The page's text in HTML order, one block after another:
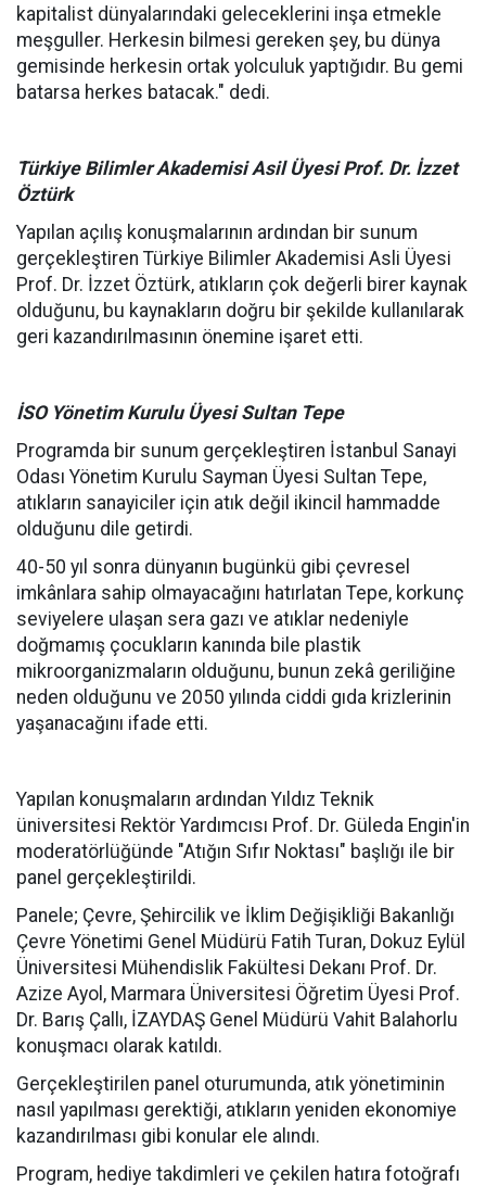
kapitalist dünyalarındaki geleceklerini inşa etmekle
meşguller. Herkesin bilmesi gereken şey, bu dünya
gemisinde herkesin ortak yolculuk yaptığıdır. Bu gemi
batarsa herkes batacak." dedi.
Türkiye Bilimler Akademisi Asil Üyesi Prof. Dr. İzzet
Öztürk
Yapılan açılış konuşmalarının ardından bir sunum
gerçekleştiren Türkiye Bilimler Akademisi Asli Üyesi
Prof. Dr. İzzet Öztürk, atıkların çok değerli birer kaynak
olduğunu, bu kaynakların doğru bir şekilde kullanılarak
geri kazandırılmasının önemine işaret etti.
İSO Yönetim Kurulu Üyesi Sultan Tepe
Programda bir sunum gerçekleştiren İstanbul Sanayi
Odası Yönetim Kurulu Sayman Üyesi Sultan Tepe,
atıkların sanayiciler için atık değil ikincil hammadde
olduğunu dile getirdi.
40-50 yıl sonra dünyanın bugünkü gibi çevresel
imkânlara sahip olmayacağını hatırlatan Tepe, korkunç
seviyelere ulaşan sera gazı ve atıklar nedeniyle
doğmamış çocukların kanında bile plastik
mikroorganizmaların olduğunu, bunun zekâ geriliğine
neden olduğunu ve 2050 yılında ciddi gıda krizlerinin
yaşanacağını ifade etti.
Yapılan konuşmaların ardından Yıldız Teknik
üniversitesi Rektör Yardımcısı Prof. Dr. Güleda Engin'in
moderatörlüğünde "Atığın Sıfır Noktası" başlığı ile bir
panel gerçekleştirildi.
Panele; Çevre, Şehircilik ve İklim Değişikliği Bakanlığı
Çevre Yönetimi Genel Müdürü Fatih Turan, Dokuz Eylül
Üniversitesi Mühendislik Fakültesi Dekanı Prof. Dr.
Azize Ayol, Marmara Üniversitesi Öğretim Üyesi Prof.
Dr. Barış Çallı, İZAYDAŞ Genel Müdürü Vahit Balahorlu
konuşmacı olarak katıldı.
Gerçekleştirilen panel oturumunda, atık yönetiminin
nasıl yapılması gerektiği, atıkların yeniden ekonomiye
kazandırılması gibi konular ele alındı.
Program, hediye takdimleri ve çekilen hatıra fotoğrafı